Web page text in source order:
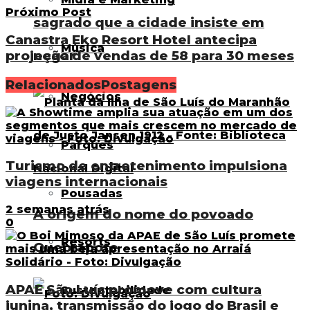
sagrado que a cidade insiste em
negar
A origem do nome do povoado
Quebrapote
Música
Negócios
Parques
Pousadas
Resorts
Sustentabilidade
Próximo Post
Canastra Eko Resort Hotel antecipa
projeção de vendas de 58 para 30 meses
RelacionadosPostagens
Turismo de entretenimento impulsiona
viagens internacionais
2 semanas atrás
0
APAE São Luís promove com cultura
junina, transmissão do jogo do Brasil e